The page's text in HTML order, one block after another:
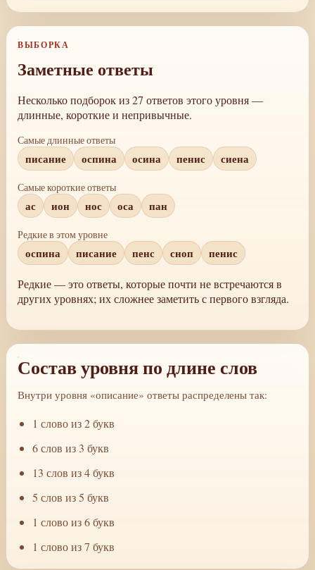
ВЫБОРКА
Заметные ответы
Несколько подборок из 27 ответов этого уровня —
длинные, короткие и непривычные.
Самые длинные ответы
писание оспина осина пенис сиена
Самые короткие ответы
ас ион нос оса пан
Редкие в этом уровне
оспина писание пенс сноп пенис
Редкие — это ответы, которые почти не встречаются в
других уровнях; их сложнее заметить с первого взгляда.
Состав уровня по длине слов
Внутри уровня «описание» ответы распределены так:
1 слово из 2 букв
6 слов из 3 букв
13 слов из 4 букв
5 слов из 5 букв
1 слово из 6 букв
1 слово из 7 букв